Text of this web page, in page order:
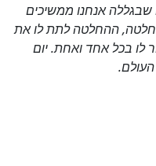
שבגללה אנחנו ממשיכים
החלטה, ההחלטה לתת לו את
לו בכל אחד ואחת. יום